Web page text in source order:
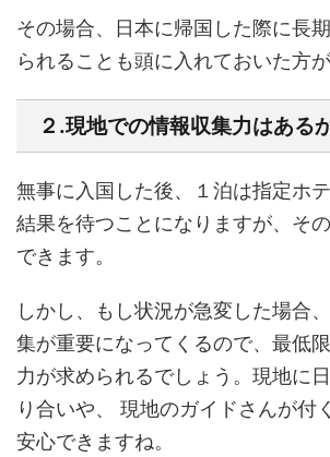
その場合、日本に帰国した際に長
られることも頭に入れておいた方
２.現地での情報収集力はある
無事に入国した後、１泊は指定ホ
結果を待つことになりますが、そ
できます。
しかし、もし状況が急変した場合
集が重要になってくるので、最低
力が求められるでしょう。現地に
り合いや、 現地のガイドさんが付
安心できますね。